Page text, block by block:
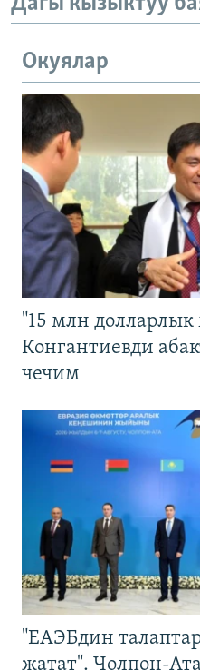
Окуялар
"15 млн
Конгантиевди
чечим
"ЕАЭБдин
жатат". Чолпон-